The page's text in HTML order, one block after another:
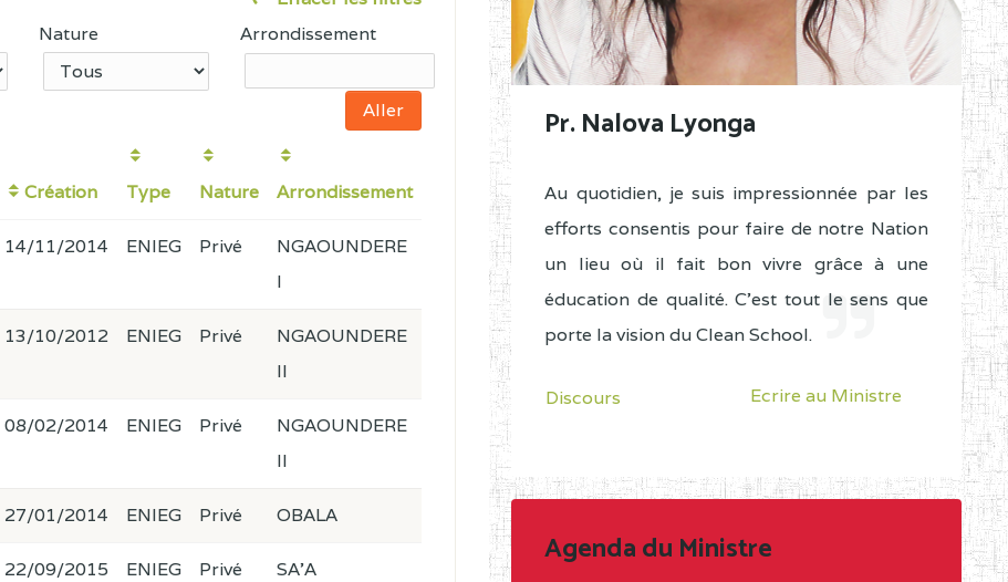
Nature Arrondissement
Création Type Nature Arrondissement
14/11/2014 ENIEG Privé
NGAOUNDERE
I
13/10/2012 ENIEG Privé
NGAOUNDERE
II
08/02/2014 ENIEG Privé
NGAOUNDERE
II
27/01/2014 ENIEG Privé OBALA
22/09/2015 ENIEG Privé SA'A
Pr. Nalova Lyonga
Au quotidien, je suis impressionnée par les
efforts consentis pour faire de notre Nation
un lieu où il fait bon vivre grâce à une
éducation de qualité. C'est tout le sens que
porte la vision du Clean School.
Discours Ecrire au Ministre
Agenda du Ministre